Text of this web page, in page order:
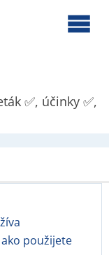
✅, účinky ✅,
použijete